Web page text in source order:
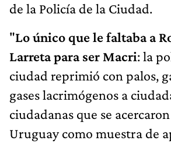
de la Policía de la Ciudad.
"Lo único que le faltaba a
Larreta para ser Macri: la
ciudad reprimió con palos,
gases lacrimógenos a
ciudadanas que se
Uruguay como muestra de